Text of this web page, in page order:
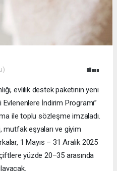
evlilik destek paketinin yeni
Evlenenlere İndirim Programı”
ile toplu sözleşme imzaladı.
mutfak eşyaları ve giyim
1 Mayıs – 31 Aralık 2025
yüzde 20–35 arasında